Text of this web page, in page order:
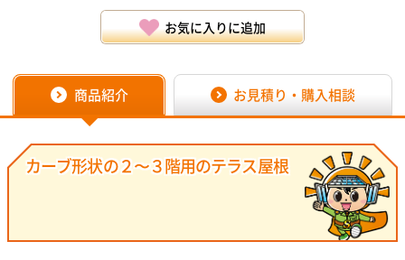
お気に入りに追加
商品紹介 お見積り・購入相談
カーブ形状の２〜３階用のテラス屋根